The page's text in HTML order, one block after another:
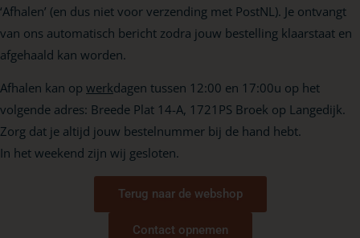
‘Afhalen’ (en dus niet voor verzending met PostNL). Je ontvangt
van ons automatisch bericht zodra jouw bestelling klaarstaat en
afgehaald kan worden.
Afhalen kan op werkdagen tussen 12:00 en 17:00u op het
volgende adres: Breede Plat 14-A, 1721PS Broek op Langedijk.
Zorg dat je altijd jouw bestelnummer bij de hand hebt.
In het weekend zijn wij gesloten.
Terug naar de webshop
Contact opnemen